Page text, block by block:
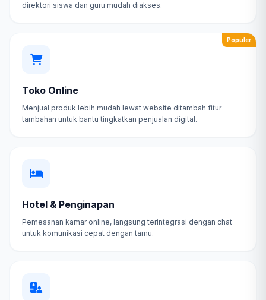
direktori siswa dan guru mudah diakses.
Populer
Toko Online
Menjual produk lebih mudah lewat website ditambah fitur
tambahan untuk bantu tingkatkan penjualan digital.
Hotel & Penginapan
Pemesanan kamar online, langsung terintegrasi dengan chat
untuk komunikasi cepat dengan tamu.